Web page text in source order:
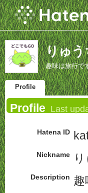
りゅう
趣味は旅行で
Profile
Profile Last
Hatena ID
Nickname
Description